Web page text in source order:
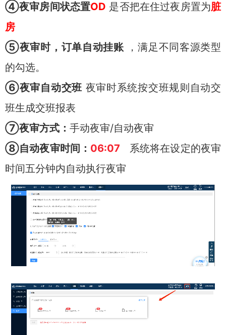
④夜审房间状态置OD 是否把在住过夜房置为脏
房
⑤夜审时，订单自动挂账 ，满足不同客源类型
的勾选。
⑥夜审自动交班夜审时系统按交班规则自动交
班生成交班报表
⑦夜审方式： 手动夜审/自动夜审
⑧自动夜审时间： 06:07 系统将在设定的夜审
时间五分钟内自动执行夜审